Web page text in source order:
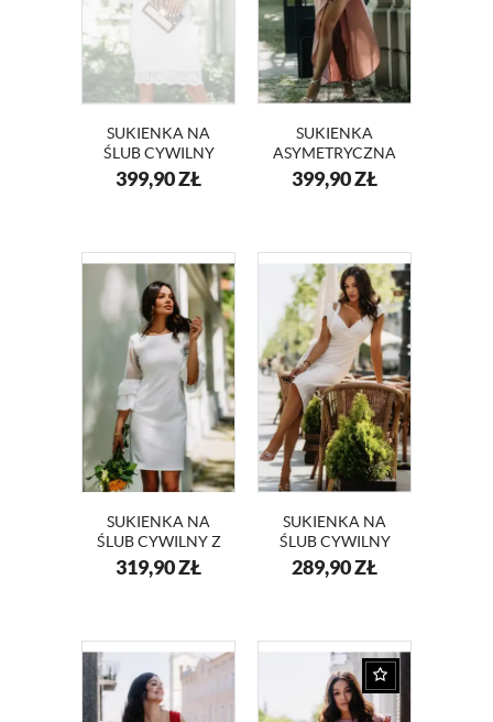
SUKIENKA NA
ŚLUB CYWILNY
KORONKOWA
SELENA KM353-3
399,90ZŁ
SUKIENKA
ASYMETRYCZNA
Z FALBANĄ
GRACJA KM352-5
399,90ZŁ
SUKIENKA NA
ŚLUB CYWILNY Z
TRANSPARENTNYMI
RĘKAWAMI BELLA
319,90ZŁ
SUKIENKA NA
ŚLUB CYWILNY
DOPASOWANA
KREMOWA RITA
289,90ZŁ